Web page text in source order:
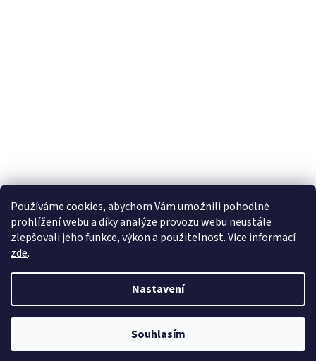
Používáme cookies, abychom Vám umožnili pohodlné
prohlížení webu a díky analýze provozu webu neustále
zlepšovali jeho funkce, výkon a použitelnost. Více informací
zde.
Nastavení
Souhlasím
Z důvodu velkého navýšení počtu objednávek se v současné době může